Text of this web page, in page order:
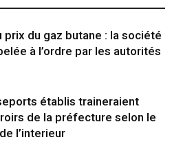
prix du gaz butane : la société
à l’ordre par les autorités
établis traineraient
de la préfecture selon le
l’interieur